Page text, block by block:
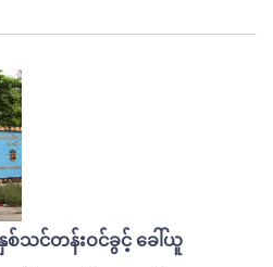
စ်သင်တန်းဝင်ခွင့် ခေါ်ယူ